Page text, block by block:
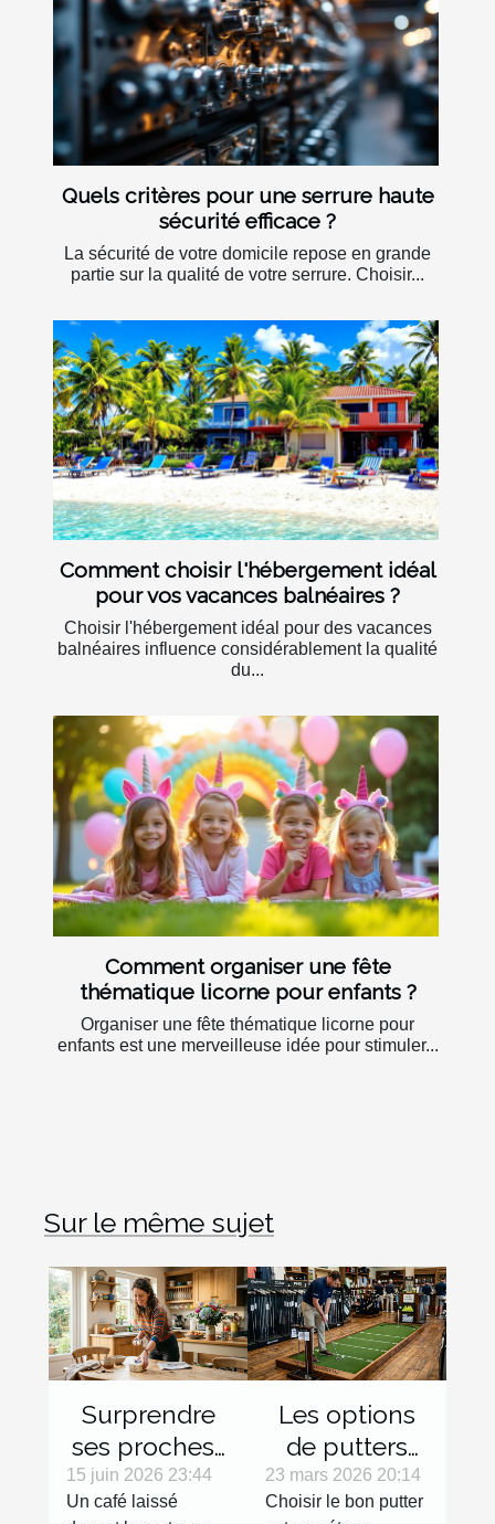
Quels critères pour une serrure haute
sécurité efficace ?
La sécurité de votre domicile repose en grande
partie sur la qualité de votre serrure. Choisir...
Comment choisir l'hébergement idéal
pour vos vacances balnéaires ?
Choisir l'hébergement idéal pour des vacances
balnéaires influence considérablement la qualité
du...
Comment organiser une fête
thématique licorne pour enfants ?
Organiser une fête thématique licorne pour
enfants est une merveilleuse idée pour stimuler...
Sur le même sujet
Surprendre
ses proches :
micro-
surprises du
15 juin 2026 23:44
Un café laissé
Les options
de putters
pour
gauchers :
23 mars 2026 20:14
Choisir le bon putter